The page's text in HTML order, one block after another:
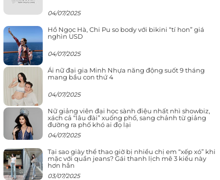
04/07/2025
Hồ Ngọc Hà, Chi Pu so body với bikini “tí hon” giá
nghìn USD
04/07/2025
Ái nữ đại gia Minh Nhựa năng động suốt 9 tháng
mang bầu con thứ 4
04/07/2025
Nữ giảng viên đại học sành điệu nhất nhì showbiz,
xách cả “lâu đài” xuống phố, sang chảnh từ giảng
đường ra phố khó ai đọ lại
04/07/2025
Tại sao giày thể thao giờ bị nhiều chị em “xếp xó” khi
mặc với quần jeans? Gái thanh lịch mê 3 kiểu này
hơn hẳn
03/07/2025